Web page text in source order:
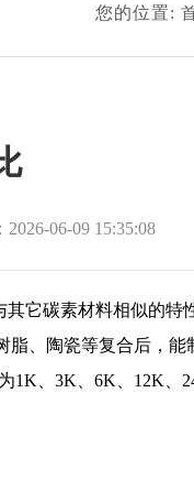
您的位置:
2026-06-09 15:35:08
它碳素材料相似的
、陶瓷等复合后，
1K、3K、6K、12K、